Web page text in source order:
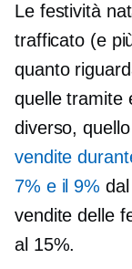
Le festività
trafficato (e
quanto
quelle tramite
diverso,
vendite
7% e il 9%
vendite delle
al 15%.